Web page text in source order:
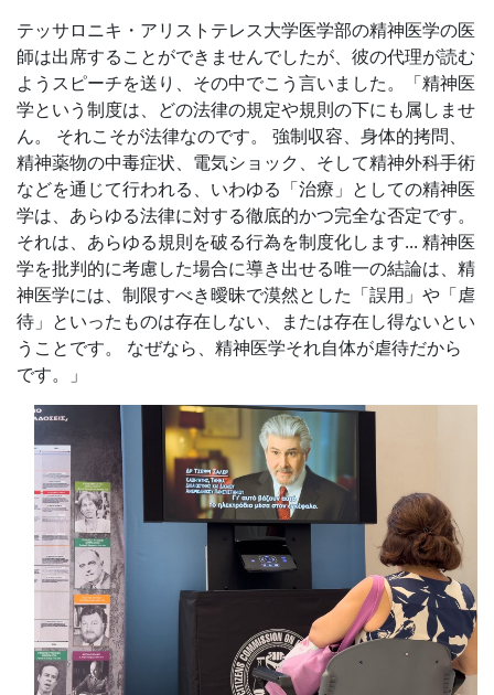
テッサロニキ・アリストテレス大学医学部の精神医学の医
師は出席することができませんでしたが、彼の代理が読む
ようスピーチを送り、その中でこう言いました。「精神医
学という制度は、どの法律の規定や規則の下にも属しませ
ん。 それこそが法律なのです。 強制収容、身体的拷問、
精神薬物の中毒症状、電気ショック、そして精神外科手術
などを通じて行われる、いわゆる「治療」としての精神医
学は、あらゆる法律に対する徹底的かつ完全な否定です。
それは、あらゆる規則を破る行為を制度化します... 精神医
学を批判的に考慮した場合に導き出せる唯一の結論は、精
神医学には、制限すべき曖昧で漠然とした「誤用」や「虐
待」といったものは存在しない、または存在し得ないとい
うことです。 なぜなら、精神医学それ自体が虐待だから
です。」